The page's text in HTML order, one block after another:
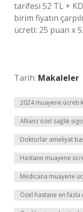
tarifesi 52 TL +
birim fiyatın
ücreti: 25 puan x
Tarih: Makaleler
2024 muayene ücreti
Allianz özel sağlık
Doktorlar ameliyat
Hastane muayene
Medicana muayene
Özel hastane en